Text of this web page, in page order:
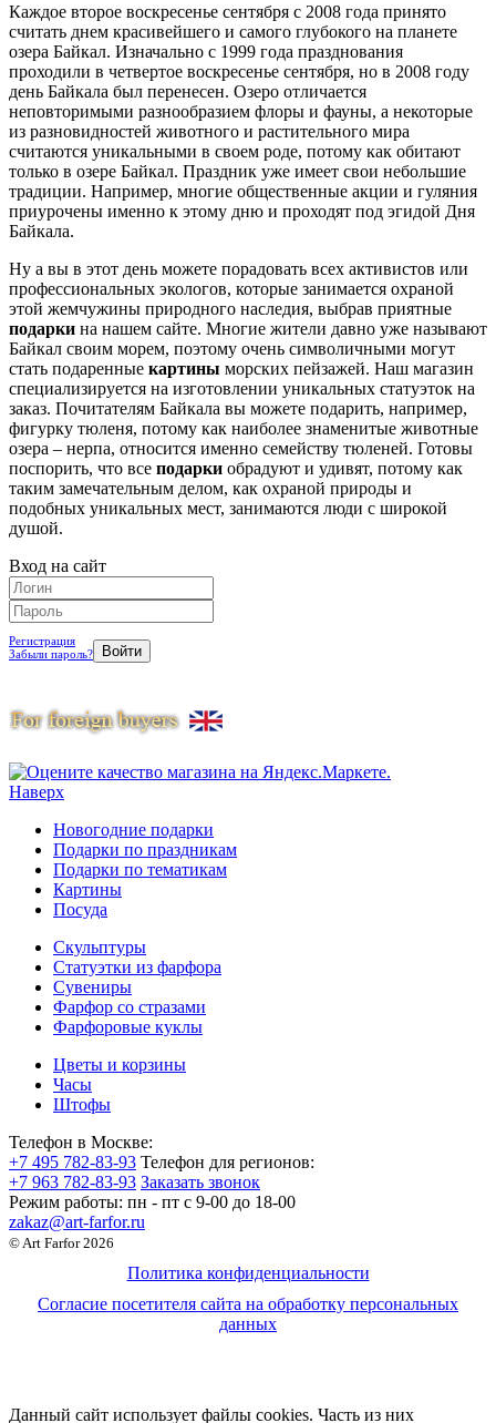
Каждое второе воскресенье сентября с 2008 года принято
считать днем красивейшего и самого глубокого на планете
озера Байкал. Изначально с 1999 года празднования
проходили в четвертое воскресенье сентября, но в 2008 году
день Байкала был перенесен. Озеро отличается
неповторимыми разнообразием флоры и фауны, а некоторые
из разновидностей животного и растительного мира
считаются уникальными в своем роде, потому как обитают
только в озере Байкал. Праздник уже имеет свои небольшие
традиции. Например, многие общественные акции и гуляния
приурочены именно к этому дню и проходят под эгидой Дня
Байкала.
Ну а вы в этот день можете порадовать всех активистов или
профессиональных экологов, которые занимается охраной
этой жемчужины природного наследия, выбрав приятные
подарки на нашем сайте. Многие жители давно уже называют
Байкал своим морем, поэтому очень символичными могут
стать подаренные картины морских пейзажей. Наш магазин
специализируется на изготовлении уникальных статуэток на
заказ. Почитателям Байкала вы можете подарить, например,
фигурку тюленя, потому как наиболее знаменитые животные
озера – нерпа, относится именно семейству тюленей. Готовы
поспорить, что все подарки обрадуют и удивят, потому как
таким замечательным делом, как охраной природы и
подобных уникальных мест, занимаются люди с широкой
душой.
Вход на сайт
Регистрация
Забыли пароль?
Наверх
Новогодние подарки
Подарки по праздникам
Подарки по тематикам
Картины
Посуда
Скульптуры
Статуэтки из фарфора
Сувениры
Фарфор со стразами
Фарфоровые куклы
Цветы и корзины
Часы
Штофы
Телефон в Москве:
+7 495 782-83-93 Телефон для регионов:
+7 963 782-83-93 Заказать звонок
Режим работы: пн - пт c 9-00 до 18-00
zakaz@art-farfor.ru
© Art Farfor 2026
Политика конфиденциальности
Согласие посетителя сайта на обработку персональных
данных
Данный сайт использует файлы cookies. Часть из них